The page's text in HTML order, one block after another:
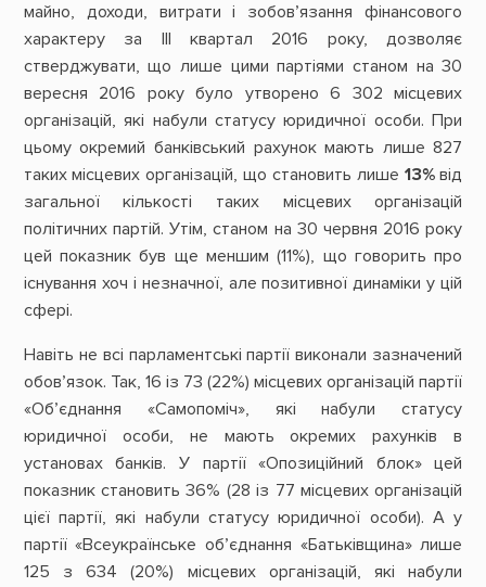
майно, доходи, витрати і зобов’язання фінансового
характеру за ІІІ квартал 2016 року, дозволяє
стверджувати, що лише цими партіями станом на 30
вересня 2016 року було утворено 6 302 місцевих
організацій, які набули статусу юридичної особи. При
цьому окремий банківський рахунок мають лише 827
таких місцевих організацій, що становить лише 13%від
загальної кількості таких місцевих організацій
політичних партій. Утім, станом на 30 червня 2016 року
цей показник був ще меншим (11%), що говорить про
існування хоч і незначної, але позитивної динаміки у цій
сфері.
Навіть не всі парламентські партії виконали зазначений
обов’язок. Так, 16 із 73 (22%) місцевих організацій партії
«Об’єднання «Самопоміч», які набули статусу
юридичної особи, не мають окремих рахунків в
установах банків. У партії «Опозиційний блок» цей
показник становить 36% (28 із 77 місцевих організацій
цієї партії, які набули статусу юридичної особи). А у
партії «Всеукраїнське об’єднання «Батьківщина» лише
125 з 634 (20%) місцевих організацій, які набули